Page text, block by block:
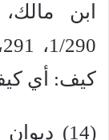
كيف: أي